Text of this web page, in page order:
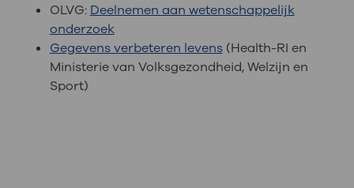
OLVG: Deelnemen aan wetenschappelijk
onderzoek
Gegevens verbeteren levens(Health-RI en
Ministerie van Volksgezondheid, Welzijn en
Sport)